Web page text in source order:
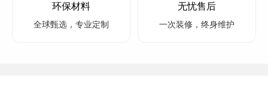
环保材料
全球甄选，专业定制
无忧售后
一次装修，终身维护